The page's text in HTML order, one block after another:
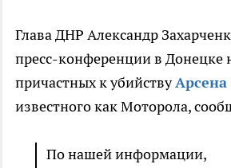
Глава ДНР Александр
пресс-конференции в Донецке
причастных к убийству
известного как Моторола,
По нашей информации,